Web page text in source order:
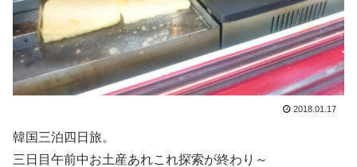
2018.01.17
韓国三泊四日旅。
三日目午前中お土産あれこれ探索が終わり～